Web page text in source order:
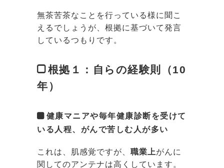
無茶苦茶なことを行っている様に聞こ
えるでしょうが、根拠に基づいて発言
しているつもりです。
根拠１：自らの経験則（10
年）
健康マニアや毎年健康診断を受けて
いる人程、がんで苦しむ人が多い
これは、肌感覚ですが、 職業上がんに
関してのアンテナは高くしています。